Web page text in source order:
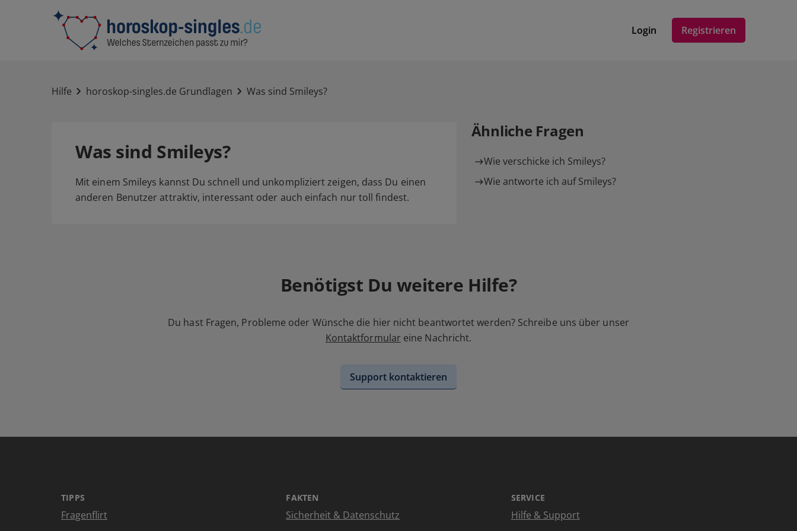
Login Registrieren
Hilfe horoskop-singles.de Grundlagen Was sind Smileys?
Was sind Smileys?
Mit einem Smileys kannst Du schnell und unkompliziert zeigen, dass Du einen
anderen Benutzer attraktiv, interessant oder auch einfach nur toll findest.
Ähnliche Fragen
Wie verschicke ich Smileys?
Wie antworte ich auf Smileys?
Benötigst Du weitere Hilfe?
Du hast Fragen, Probleme oder Wünsche die hier nicht beantwortet werden? Schreibe uns über unser
Kontaktformular eine Nachricht.
Support kontaktieren
TIPPS
Fragenflirt
FAKTEN
Sicherheit & Datenschutz
SERVICE
Hilfe & Support